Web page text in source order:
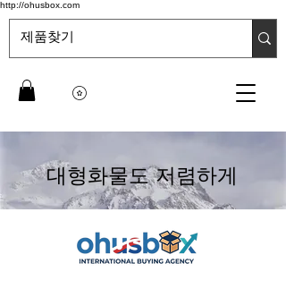
http://ohusbox.com
대형화물도 저렴하게